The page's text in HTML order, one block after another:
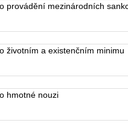
provádění mezinárodních
životním a existenčním minimu
hmotné nouzi